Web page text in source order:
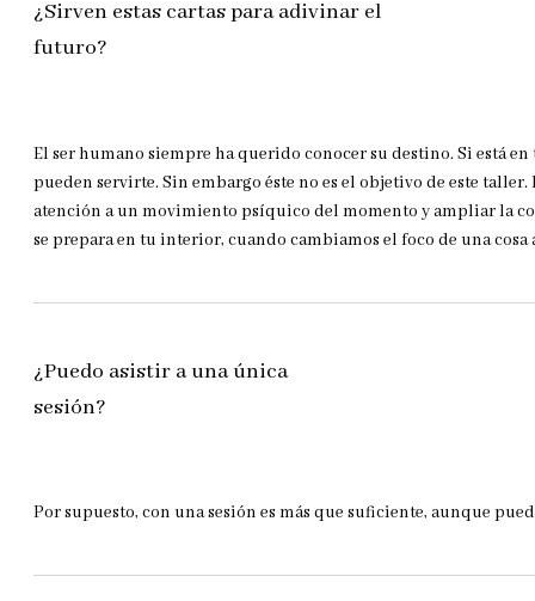
¿Sirven estas cartas para adivinar el
futuro?
El ser humano siempre ha querido conocer su destino. Si está
pueden servirte. Sin embargo éste no es el objetivo de este
atención a un movimiento psíquico del momento y ampliar la
se prepara en tu interior, cuando cambiamos el foco de una
¿Puedo asistir a una única
sesión?
Por supuesto, con una sesión es más que suficiente, aunque